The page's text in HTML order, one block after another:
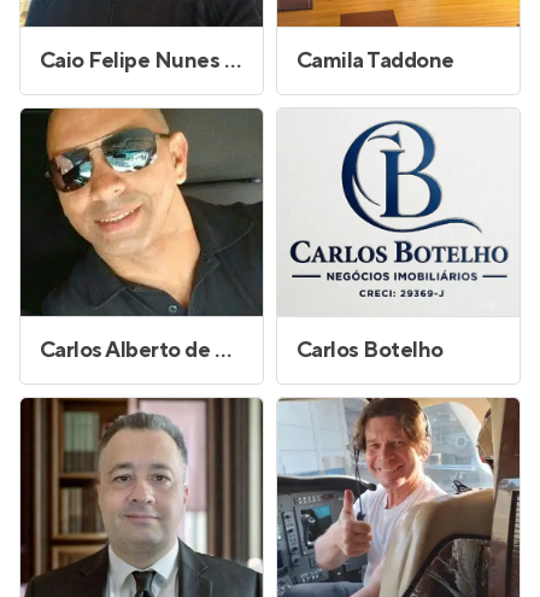
Caio Felipe Nunes dos Santos Camila Taddone
Carlos Alberto de Souza Carvalho Carlos Botelho